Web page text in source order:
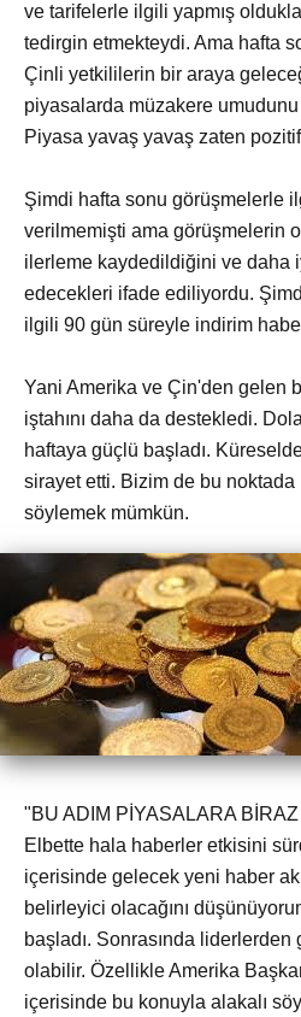
ve tarifelerle ilgili yapmış
tedirgin etmekteydi. Ama hafta
Çinli yetkililerin bir araya
piyasalarda müzakere
Piyasa yavaş yavaş zaten
Şimdi hafta sonu görüşmelerle
verilmemişti ama görüşmelerin
ilerleme kaydedildiğini ve daha
edecekleri ifade ediliyordu.
ilgili 90 gün süreyle indirim
Yani Amerika ve Çin'den gelen
iştahını daha da destekledi.
haftaya güçlü başladı.
sirayet etti. Bizim de bu
söylemek mümkün.
"BU ADIM PİYASALARA
Elbette hala haberler etkisini
içerisinde gelecek yeni haber
belirleyici olacağını
başladı. Sonrasında liderlerden
olabilir. Özellikle Amerika
içerisinde bu konuyla alakalı